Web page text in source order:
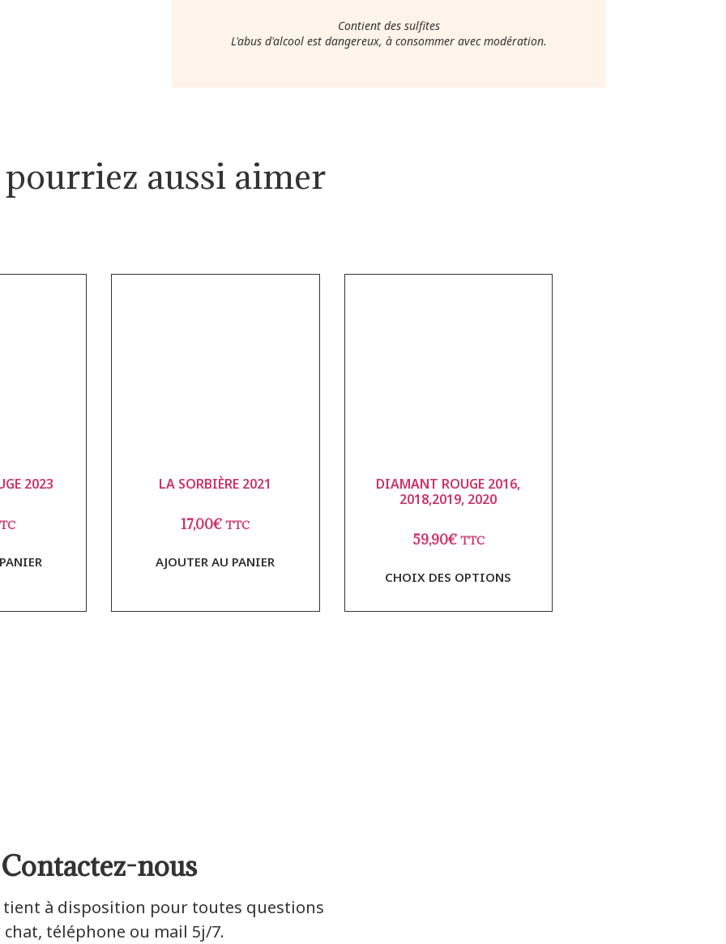
Contient des sulfites
L'abus d'alcool est dangereux, à consommer avec modération.
aussi aimer
2023 LA SORBIÈRE 2021
17,00€ TTC
AJOUTER AU PANIER
DIAMANT ROUGE 2016,
2018,2019, 2020
59,90€ TTC
CHOIX DES OPTIONS
Contactez-nous
à disposition pour toutes questions
téléphone ou mail 5j/7.